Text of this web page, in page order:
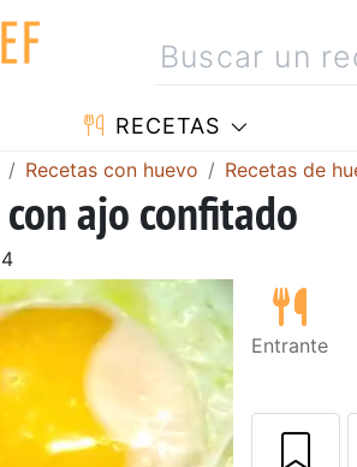
RECETAS
Recetas con huevo Recetas de
ajo confitado
Entrante